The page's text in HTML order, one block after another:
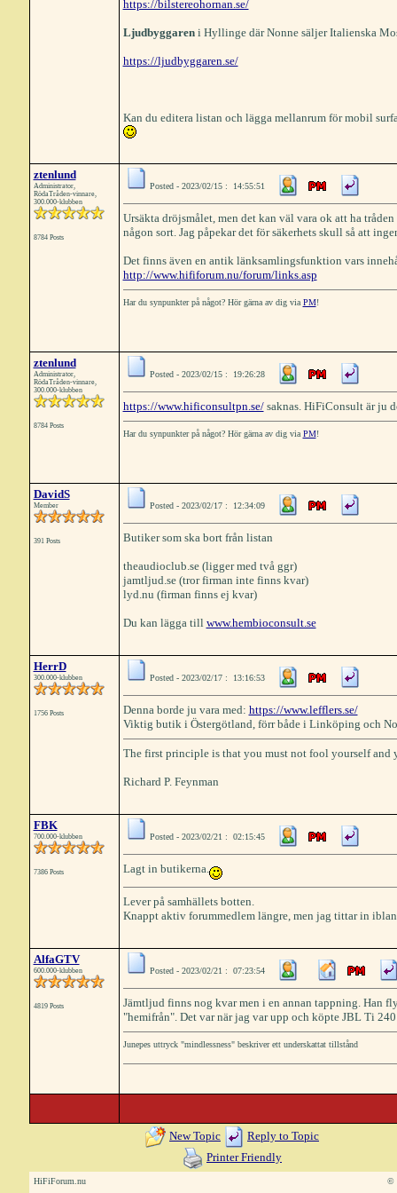
https://bilstereohornan.se/
Ljudbyggareni Hyllinge där Nonne säljer Italienska
https://ljudbyggaren.se/
Kan du editera listan och lägga mellanrum för mobil
ztenlund
Administrator,
RödaTråden-vinnare,
300.000-klubben
8784 Posts
Posted - 2023/02/15 : 14:55:51
Ursäkta dröjsmålet, men det kan väl vara ok att ha
någon sort. Jag påpekar det för säkerhets skull så att
Det finns även en antik länksamlingsfunktion vars
http://www.hififorum.nu/forum/links.asp
Har du synpunkter på något? Hör gärna av dig via PM!
ztenlund
Administrator,
RödaTråden-vinnare,
300.000-klubben
8784 Posts
Posted - 2023/02/15 : 19:26:28
https://www.hificonsultpn.se/saknas. HiFiConsult är ju
Har du synpunkter på något? Hör gärna av dig via PM!
DavidS
Member
391 Posts
Posted - 2023/02/17 : 12:34:09
Butiker som ska bort från listan
theaudioclub.se (ligger med två ggr)
jamtljud.se (tror firman inte finns kvar)
lyd.nu (firman finns ej kvar)
Du kan lägga till www.hembioconsult.se
HerrD
300.000-klubben
1756 Posts
Posted - 2023/02/17 : 13:16:53
Denna borde ju vara med: https://www.lefflers.se/
Viktig butik i Östergötland, förr både i Linköping och
The first principle is that you must not fool yourself and
Richard P. Feynman
FBK
700.000-klubben
7386 Posts
Posted - 2023/02/21 : 02:15:45
Lagt in butikerna.
Lever på samhällets botten.
Knappt aktiv forummedlem längre, men jag tittar in
AlfaGTV
600.000-klubben
4819 Posts
Posted - 2023/02/21 : 07:23:54
Jämtljud finns nog kvar men i en annan tappning. Han
"hemifrån". Det var när jag var upp och köpte JBL Ti
Junepes uttryck "mindlessness" beskriver ett underskattat tillstånd
New Topic
Reply to Topic
Printer Friendly
HiFiForum.nu ©